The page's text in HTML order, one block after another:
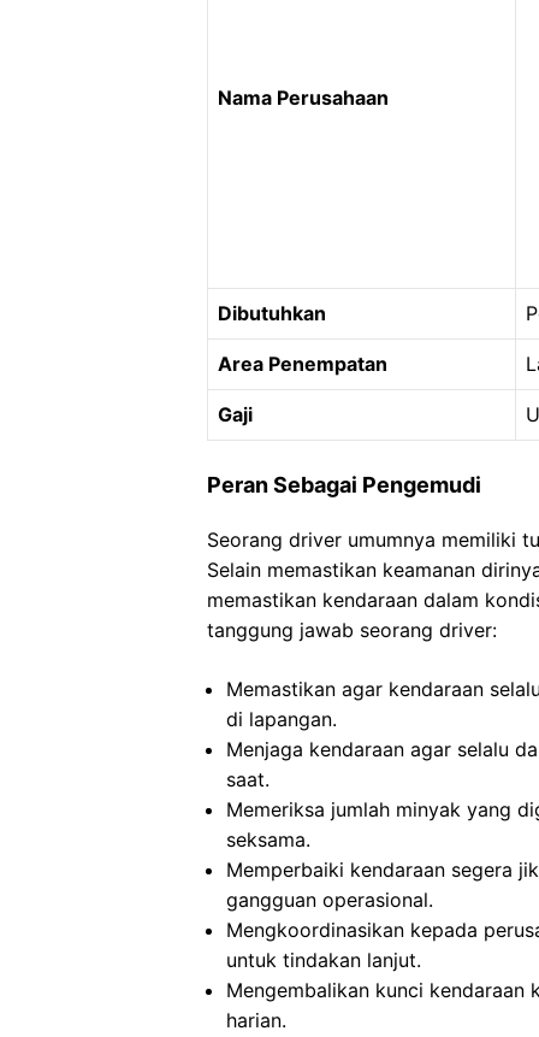
Nama Perusahaan
Dibutuhkan
Area Penempatan
Gaji
Peran Sebagai Pengemudi
Seorang driver umumnya memiliki
Selain memastikan keamanan
memastikan kendaraan dalam
tanggung jawab seorang driver:
Memastikan agar kendaraan
di lapangan.
Menjaga kendaraan agar selalu
saat.
Memeriksa jumlah minyak yang
seksama.
Memperbaiki kendaraan segera
gangguan operasional.
Mengkoordinasikan kepada
untuk tindakan lanjut.
Mengembalikan kunci kendaraan
harian.